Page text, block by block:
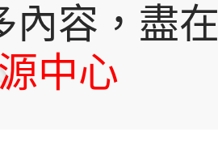
內容，盡在
中心